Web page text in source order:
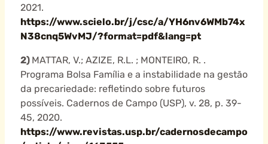
2021.
https://www.scielo.br/j/csc/a/YH6nv6WMb74x
N38cnq5WvMJ/?format=pdf&lang=pt
2) MATTAR, V.; AZIZE, R.L. ; MONTEIRO, R. .
Programa Bolsa Família e a instabilidade na gestão
da precariedade: refletindo sobre futuros
possíveis. Cadernos de Campo (USP), v. 28, p. 39-
45, 2020.
https://www.revistas.usp.br/cadernosdecampo